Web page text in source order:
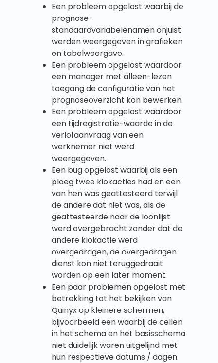
Een probleem opgelost waarbij de
prognose-
standaardvariabelenamen onjuist
werden weergegeven in grafieken
en tabelweergave.
Een probleem opgelost waardoor
een manager met alleen-lezen
toegang de configuratie van het
prognoseoverzicht kon bewerken.
Een probleem opgelost waardoor
een tijdregistratie-waarde in de
verlofaanvraag van een
werknemer niet werd
weergegeven.
Een bug opgelost waarbij als een
ploeg twee klokacties had en een
van hen was geattesteerd terwijl
de andere dat niet was, als de
geattesteerde naar de loonlijst
werd overgebracht zonder dat de
andere klokactie werd
overgedragen, de overgedragen
dienst kon niet teruggedraait
worden op een later moment.
Een paar problemen opgelost met
betrekking tot het bekijken van
Quinyx op kleinere schermen,
bijvoorbeeld een waarbij de cellen
in het schema en het basisschema
niet duidelijk waren uitgelijnd met
hun respectieve datums / dagen.